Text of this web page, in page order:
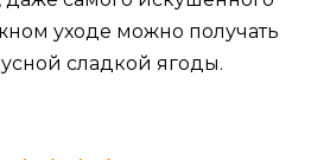
уходе можно получать
сладкой ягоды.